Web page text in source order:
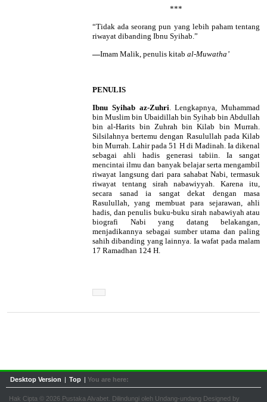
***
“Tidak ada seorang pun yang lebih paham tentang
riwayat dibanding Ibnu Syihab.”
—Imam Malik, penulis kitab al-Muwatha’
PENULIS
Ibnu Syihab az-Zuhri. Lengkapnya, Muhammad
bin Muslim bin Ubaidillah bin Syihab bin Abdullah
bin al-Harits bin Zuhrah bin Kilab bin Murrah.
Silsilahnya bertemu dengan Rasulullah pada Kilab
bin Murrah. Lahir pada 51 H di Madinah. Ia dikenal
sebagai ahli hadis generasi tabiin. Ia sangat
mencintai ilmu dan banyak belajar serta mengambil
riwayat langsung dari para sahabat Nabi, termasuk
riwayat tentang sirah nabawiyyah. Karena itu,
secara sanad ia sangat dekat dengan masa
Rasulullah, yang membuat para sejarawan, ahli
hadis, dan penulis buku-buku sirah nabawiyah atau
biografi Nabi yang datang belakangan,
menjadikannya sebagai sumber utama dan paling
sahih dibanding yang lainnya. Ia wafat pada malam
17 Ramadhan 124 H.
Desktop Version | Top | You are here:
Hak Cipta © 2026 Pustaka Alvabet. Dilindungi oleh Undang-undang Designed by